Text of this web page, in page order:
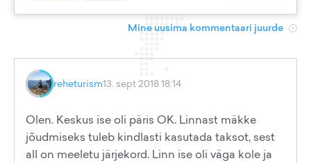
Mine uusima kommentaari juurde
reheturism13. sept 2018 18:14
Olen. Keskus ise oli päris OK. Linnast mäkke
jõudmiseks tuleb kindlasti kasutada taksot, sest
all on meeletu järjekord. Linn ise oli väga kole ja